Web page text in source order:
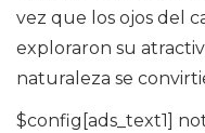
vez que los ojos del
exploraron su
naturaleza se
$config[ads_text1]